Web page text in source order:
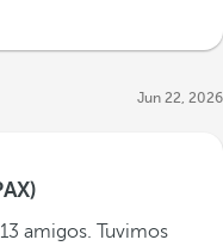
Jun 22, 2026
amigos. Tuvimos